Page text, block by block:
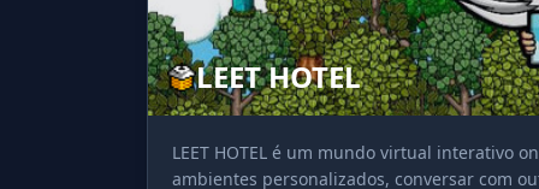
LEET HOTEL
LEET HOTEL é um mundo virtual interativo
ambientes personalizados, conversar com